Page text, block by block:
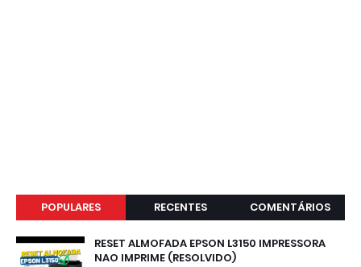
POPULARES RECENTES COMENTÁRIOS
RESET ALMOFADA EPSON L3150 IMPRESSORA
NAO IMPRIME (RESOLVIDO)